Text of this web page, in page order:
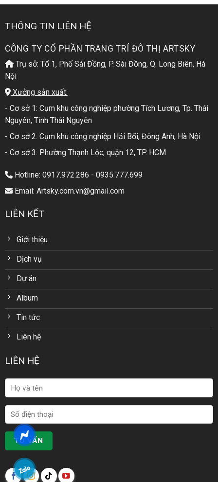
THÔNG TIN LIÊN HỆ
CÔNG TY CỔ PHẦN TRANG TRÍ ĐÔ THỊ ARTSKY
Trụ sở: Tổ 1, Phố Sài Đồng, P. Sài Đồng, Q. Long Biên, Hà
Nội
Xưởng sản xuất:
- Cơ sở 1: Cụm khu công nghiệp phường Tích Lương, Tp. Thái
Nguyên, Tỉnh Thái Nguyên
- Cơ sở 2: Cụm khu công nghiệp Hải Bối, Đông Anh, Hà Nội
- Cơ sở 3: Phường Thạnh Lộc, quận 12, TP. HCM
Hotline: 0917.972.286 - 0935.777.699
Email: Artsky.com.vn@gmail.com
LIÊN KẾT
Giới thiệu
Dịch vụ
Dự án
Album
Tin tức
Liên hệ
LIÊN HỆ